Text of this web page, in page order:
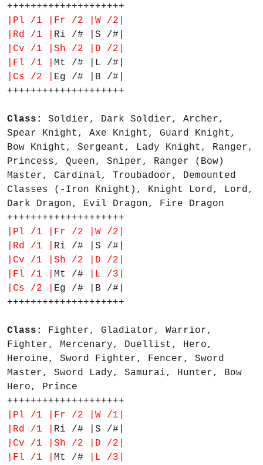
++++++++++++++++++++
|Pl /1 |Fr /2 |W /2|
|Rd /1 | Ri /# |S /#|
|Cv /1 |Sh /2 |D /2|
|Fl /1 | Mt /# |L /#|
|Cs /2 | Eg /# |B /#|
++++++++++++++++++++
Class:
Soldier, Dark Soldier, Archer,
Spear Knight, Axe Knight, Guard Knight,
Bow Knight, Sergeant, Lady Knight, Ranger,
Princess, Queen, Sniper, Ranger (Bow)
Master, Cardinal, Troubadoor, Demounted
Classes (-Iron Knight), Knight Lord, Lord,
Dark Dragon, Evil Dragon, Fire Dragon
++++++++++++++++++++
|Pl /1 |Fr /2 |W /2|
|Rd /1 | Ri /# |S /#|
|Cv /1 |Sh /2 |D /2|
|Fl /1 | Mt /#
|L /3|
|Cs /2 | Eg /# |B /#|
++++++++++++++++++++
Class:
Fighter, Gladiator, Warrior,
Fighter, Mercenary, Duellist, Hero,
Heroine, Sword Fighter, Fencer, Sword
Master, Sword Lady, Samurai, Hunter, Bow
Hero, Prince
++++++++++++++++++++
|Pl /1 |Fr /2 |W /1|
|Rd /1 | Ri /# |S /#|
|Cv /1 |Sh /2 |D /2|
|Fl /1 | Mt /#
|L /3|